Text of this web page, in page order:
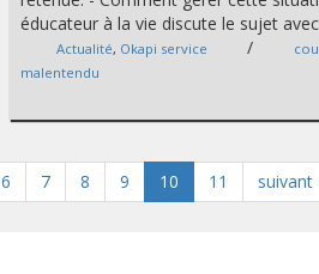
éducateur à la vie discute le sujet
Actualité, Okapi service /
malentendu
6 7 8 9 10 11 suivant